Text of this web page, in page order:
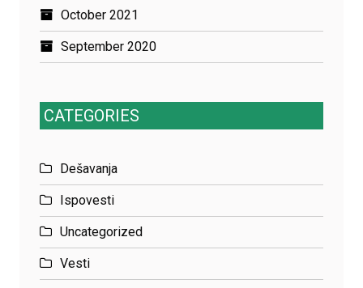
October 2021
September 2020
CATEGORIES
Dešavanja
Ispovesti
Uncategorized
Vesti